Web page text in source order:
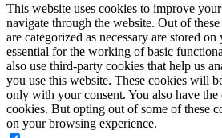
This website uses cookies to improve
navigate through the website. Out of
are categorized as necessary are stored
essential for the working of basic
also use third-party cookies that help us
you use this website. These cookies will
only with your consent. You also have
cookies. But opting out of some of these
on your browsing experience.